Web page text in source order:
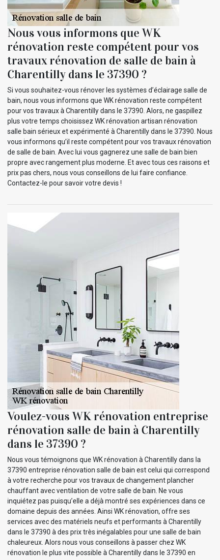
Nous vous informons que WK
rénovation reste compétent pour vos
travaux rénovation de salle de bain à
Charentilly dans le 37390 ?
Si vous souhaitez-vous rénover les systèmes d’éclairage salle de
bain, nous vous informons que WK rénovation reste compétent
pour vos travaux à Charentilly dans le 37390. Alors, ne gaspillez
plus votre temps choisissez WK rénovation artisan rénovation
salle bain sérieux et expérimenté à Charentilly dans le 37390. Nous
vous informons qu’il reste compétent pour vos travaux rénovation
de salle de bain. Avec lui vous gagnerez une salle de bain bien
propre avec rangement plus moderne. Et avec tous ces raisons et
prix pas chers, nous vous conseillons de lui faire confiance.
Contactez-le pour savoir votre devis !
Voulez-vous WK rénovation entreprise
rénovation salle de bain à Charentilly
dans le 37390 ?
Nous vous témoignons que WK rénovation à Charentilly dans la
37390 entreprise rénovation salle de bain est celui qui correspond
à votre recherche pour vos travaux de changement plancher
chauffant avec ventilation de votre salle de bain. Ne vous
inquiétez pas puisqu’elle a déjà montré ses expériences dans ce
domaine depuis des années. Ainsi WK rénovation, offre ses
services avec des matériels neufs et performants à Charentilly
dans le 37390 à des prix très inégalables pour une salle de bain
chaleureux. Alors nous vous conseillons à passer chez WK
rénovation le plus vite possible à Charentilly dans le 37390 en